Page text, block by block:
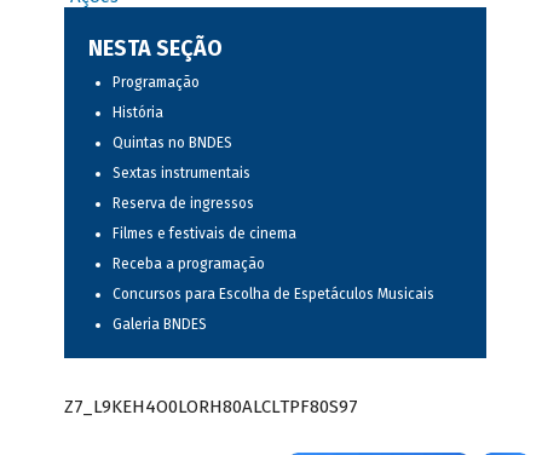
NESTA SEÇÃO
Programação
História
Quintas no BNDES
Sextas instrumentais
Reserva de ingressos
Filmes e festivais de cinema
Receba a programação
Concursos para Escolha de Espetáculos Musicais
Galeria BNDES
Z7_L9KEH4O0LORH80ALCLTPF80S97